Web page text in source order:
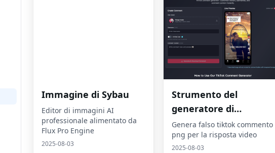
Immagine di Sybau
Editor di immagini AI
professionale alimentato da
Flux Pro Engine
2025-08-03
Strumento del
generatore di
commenti tiktok
Genera falso tiktok commento
png per la risposta video
2025-08-03